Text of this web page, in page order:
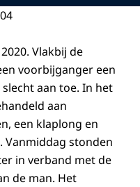
Vlakbij de
voorbijganger een
aan toe. In het
aan
een klaplong en
Vanmiddag stonden
in verband met de
de man. Het